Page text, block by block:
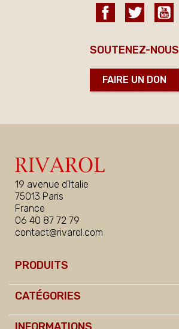
FacebookTwitter
SOUTENEZ-NOUS
FAIRE UN DON
19 avenue d'Italie
75013 Paris
France
06 40 87 72 79
contact@rivarol.com
PRODUITS
CATÉGORIES